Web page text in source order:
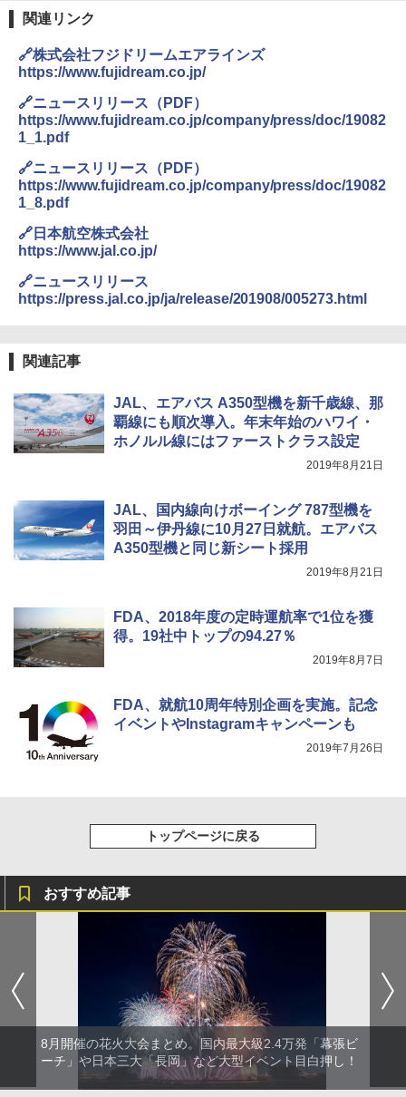
￥2,277
地球の歩き方 スター・ウォーズ
解く (講談社現代新書)
ENDLESS BASE 《めざましテレビで紹介》
テント ワンタッチ RENEW 幅200 2-3人用 43
￥5,499
[キャンパーズコレクション 山善] 傘みたいに
広げるだけ パッとサッとテント ブラックコ
ュ(BC仕様) PATC-150B(EB)
￥20,718
付き ヒグマ・イノシシ対策 自治体・教育機
関の購入実績 登山・キャンプ・アウトドア・
送
DEWEL パラソル 大型 ビーチ アウトドアパ
き
￥1,180
関連リンク
🔗株式会社フジドリームエアラインズ
https://www.fujidream.co.jp/
🔗ニュースリリース（PDF）
https://www.fujidream.co.jp/company/press/doc/19082
1_1.pdf
🔗ニュースリリース（PDF）
https://www.fujidream.co.jp/company/press/doc/19082
1_8.pdf
🔗日本航空株式会社
https://www.jal.co.jp/
🔗ニュースリリース
https://press.jal.co.jp/ja/release/201908/005273.html
関連記事
JAL、エアバス A350型機を新千歳線、那
覇線にも順次導入。年末年始のハワイ・
ホノルル線にはファーストクラス設定
2019年8月21日
JAL、国内線向けボーイング 787型機を
羽田～伊丹線に10月27日就航。エアバス
A350型機と同じ新シート採用
2019年8月21日
FDA、2018年度の定時運航率で1位を獲
得。19社中トップの94.27％
2019年8月7日
FDA、就航10周年特別企画を実施。記念
イベントやInstagramキャンペーンも
2019年7月26日
トップページに戻る
おすすめ記事
8月開催の花火大会まとめ。国内最大級2.4万発「幕張ビ
ーチ」や日本三大「長岡」など大型イベント目白押し！